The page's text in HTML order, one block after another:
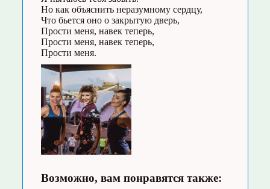
Но как объяснить неразумному сердцу,
Что бьется оно о закрытую дверь,
Прости меня, навек теперь,
Прости меня, навек теперь,
Прости меня.
Возможно, вам понравятся также: